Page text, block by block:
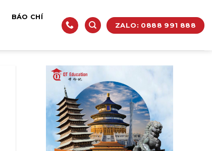
BÁO CHÍ
ZALO: 0888 991 888